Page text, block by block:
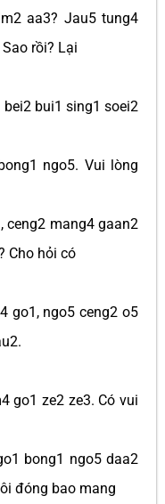
aa3? Jau5 tung4
rồi? Lại
bui1 sing1 soei2
ngo5. Vui lòng
ceng2 mang4 gaan2
Cho hỏi có
go1, ngo5 ceng2 o5
go1 ze2 ze3. Có vui
bong1 ngo5 daa2
đóng bao mang